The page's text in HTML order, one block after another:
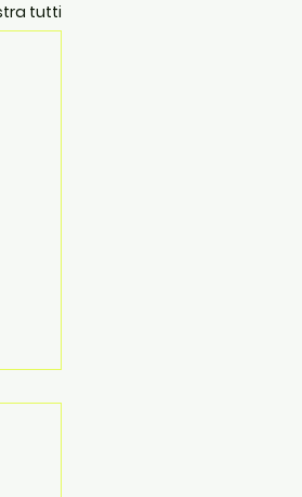
tutti